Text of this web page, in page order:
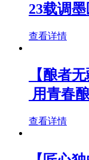
23载调
查看详情
【酿者
用青春
查看详情